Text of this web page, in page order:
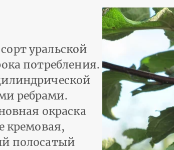
уральской
потребления.
ребрами.
окраска
кремовая,
полосатый